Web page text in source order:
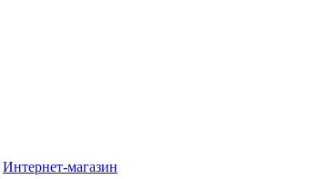
Интернет-магазин